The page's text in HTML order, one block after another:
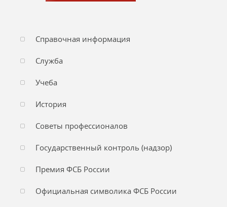
Справочная информация
Служба
Учеба
История
Советы профессионалов
Государственный контроль (надзор)
Премия ФСБ России
Официальная символика ФСБ России